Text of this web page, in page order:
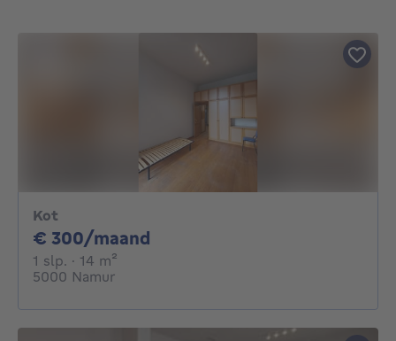
Kot
€ 300/maand
1 slp. 1 slaapkamer
· 14 m²
5000 Namur